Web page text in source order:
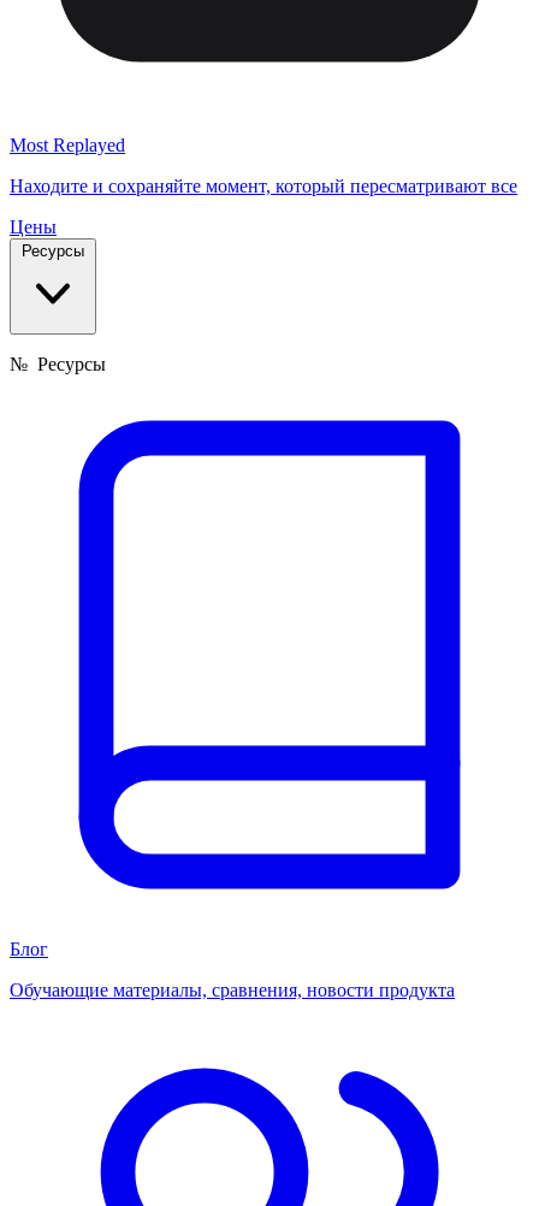
Most Replayed
Находите и сохраняйте момент, который пересматривают все
Цены
Ресурсы
№ Ресурсы
Блог
Обучающие материалы, сравнения, новости продукта